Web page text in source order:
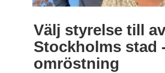
Välj styrelse till
Stockholms stad
omröstning